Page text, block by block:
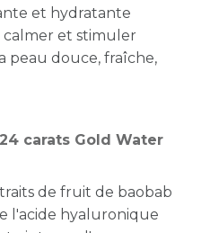
et hydratante
et stimuler
peau douce, fraîche,
carats Gold Water
de fruit de baobab
l'acide hyaluronique